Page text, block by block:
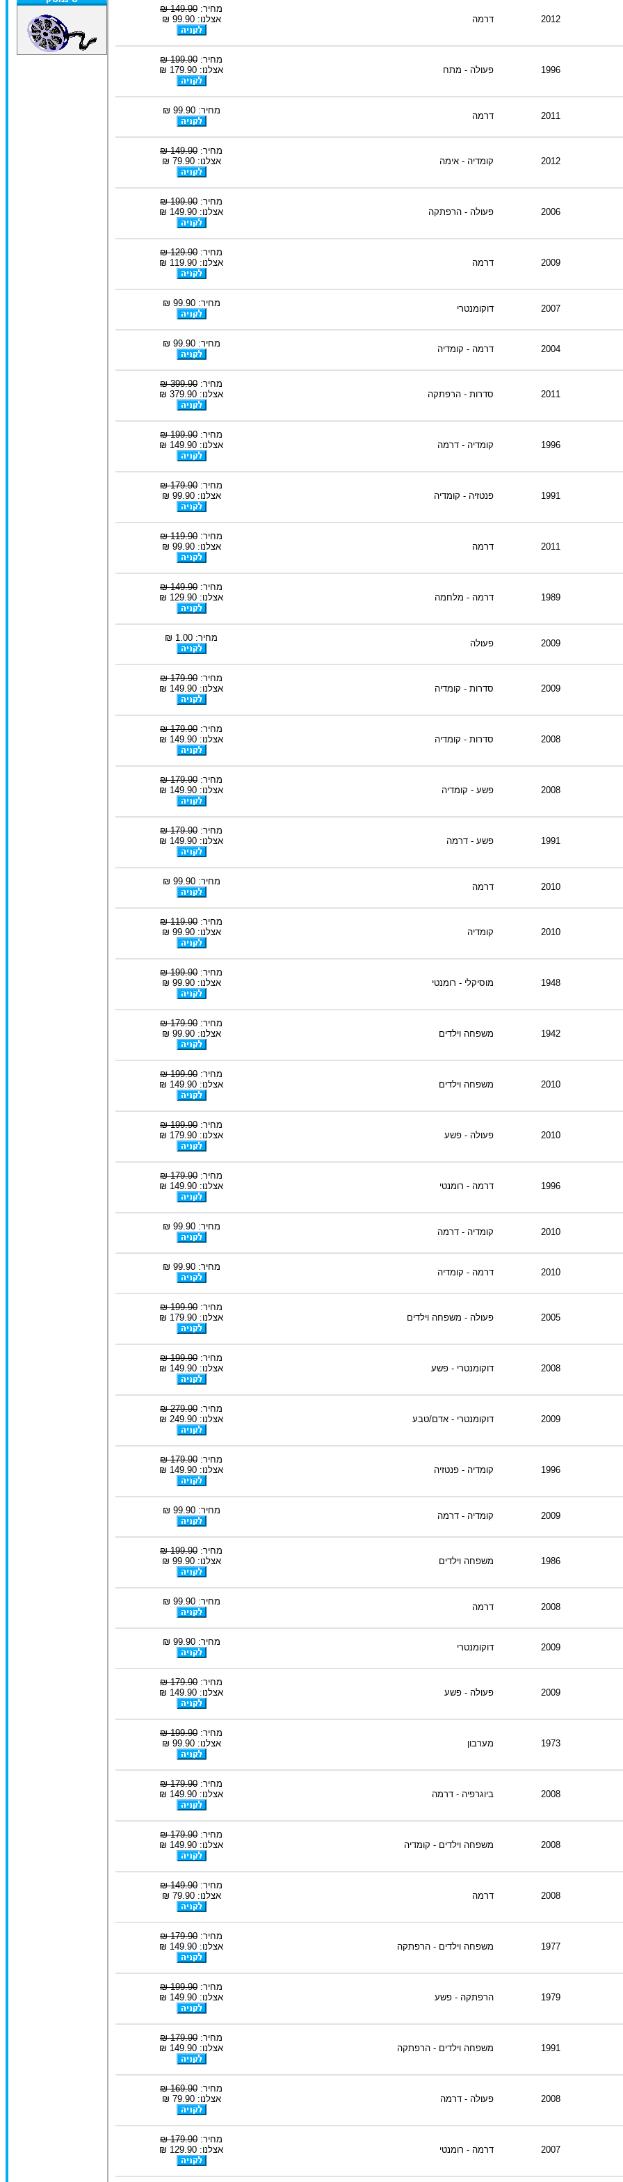
2012 דרמה
מחיר: 149.90 ₪
אצלנו: 99.90 ₪
1996 פעולה - מתח
מחיר: 199.90 ₪
אצלנו: 179.90 ₪
2011 דרמה
מחיר: 99.90 ₪
2012 קומדיה - אימה
מחיר: 149.90 ₪
אצלנו: 79.90 ₪
2006 פעולה - הרפתקה
מחיר: 199.90 ₪
אצלנו: 149.90 ₪
2009 דרמה
מחיר: 129.90 ₪
אצלנו: 119.90 ₪
2007 דוקומנטרי
מחיר: 99.90 ₪
2004 דרמה - קומדיה
מחיר: 99.90 ₪
2011 סדרות - הרפתקה
מחיר: 399.90 ₪
אצלנו: 379.90 ₪
1996 קומדיה - דרמה
מחיר: 199.90 ₪
אצלנו: 149.90 ₪
1991 פנטזיה - קומדיה
מחיר: 179.90 ₪
אצלנו: 99.90 ₪
2011 דרמה
מחיר: 119.90 ₪
אצלנו: 99.90 ₪
1989 דרמה - מלחמה
מחיר: 149.90 ₪
אצלנו: 129.90 ₪
2009 פעולה
מחיר: 1.00 ₪
2009 סדרות - קומדיה
מחיר: 179.90 ₪
אצלנו: 149.90 ₪
2008 סדרות - קומדיה
מחיר: 179.90 ₪
אצלנו: 149.90 ₪
2008 פשע - קומדיה
מחיר: 179.90 ₪
אצלנו: 149.90 ₪
1991 פשע - דרמה
מחיר: 179.90 ₪
אצלנו: 149.90 ₪
2010 דרמה
מחיר: 99.90 ₪
2010 קומדיה
מחיר: 119.90 ₪
אצלנו: 99.90 ₪
1948 מוסיקלי - רומנטי
מחיר: 199.90 ₪
אצלנו: 99.90 ₪
1942 משפחה וילדים
מחיר: 179.90 ₪
אצלנו: 99.90 ₪
2010 משפחה וילדים
מחיר: 199.90 ₪
אצלנו: 149.90 ₪
2010 פעולה - פשע
מחיר: 199.90 ₪
אצלנו: 179.90 ₪
1996 דרמה - רומנטי
מחיר: 179.90 ₪
אצלנו: 149.90 ₪
2010 קומדיה - דרמה
מחיר: 99.90 ₪
2010 דרמה - קומדיה
מחיר: 99.90 ₪
2005 פעולה - משפחה וילדים
מחיר: 199.90 ₪
אצלנו: 179.90 ₪
2008 דוקומנטרי - פשע
מחיר: 199.90 ₪
אצלנו: 149.90 ₪
2009 דוקומנטרי - אדם/טבע
מחיר: 279.90 ₪
אצלנו: 249.90 ₪
1996 קומדיה - פנטזיה
מחיר: 179.90 ₪
אצלנו: 149.90 ₪
2009 קומדיה - דרמה
מחיר: 99.90 ₪
1986 משפחה וילדים
מחיר: 199.90 ₪
אצלנו: 99.90 ₪
2008 דרמה
מחיר: 99.90 ₪
2009 דוקומנטרי
מחיר: 99.90 ₪
2009 פעולה - פשע
מחיר: 179.90 ₪
אצלנו: 149.90 ₪
1973 מערבון
מחיר: 199.90 ₪
אצלנו: 99.90 ₪
2008 ביוגרפיה - דרמה
מחיר: 179.90 ₪
אצלנו: 149.90 ₪
2008 משפחה וילדים - קומדיה
מחיר: 179.90 ₪
אצלנו: 149.90 ₪
2008 דרמה
מחיר: 149.90 ₪
אצלנו: 79.90 ₪
1977 משפחה וילדים - הרפתקה
מחיר: 179.90 ₪
אצלנו: 149.90 ₪
1979 הרפתקה - פשע
מחיר: 199.90 ₪
אצלנו: 149.90 ₪
1991 משפחה וילדים - הרפתקה
מחיר: 179.90 ₪
אצלנו: 149.90 ₪
2008 פעולה - דרמה
מחיר: 169.90 ₪
אצלנו: 79.90 ₪
2007 דרמה - רומנטי
מחיר: 179.90 ₪
אצלנו: 129.90 ₪